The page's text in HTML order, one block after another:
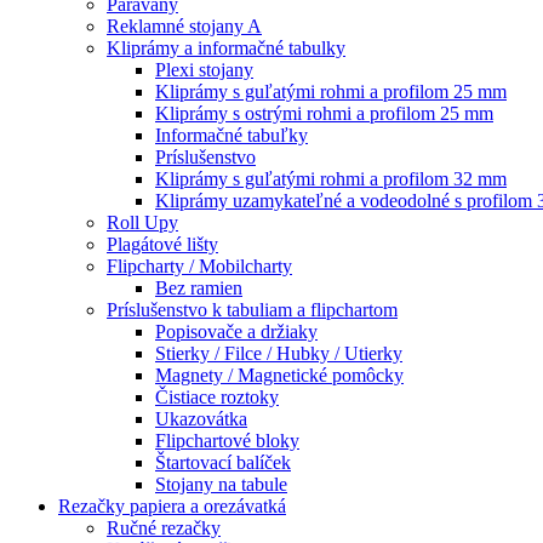
Paravany
Reklamné stojany A
Kliprámy a informačné tabulky
Plexi stojany
Kliprámy s guľatými rohmi a profilom 25 mm
Kliprámy s ostrými rohmi a profilom 25 mm
Informačné tabuľky
Príslušenstvo
Kliprámy s guľatými rohmi a profilom 32 mm
Kliprámy uzamykateľné a vodeodolné s profilom
Roll Upy
Plagátové lišty
Flipcharty / Mobilcharty
Bez ramien
Príslušenstvo k tabuliam a flipchartom
Popisovače a držiaky
Stierky / Filce / Hubky / Utierky
Magnety / Magnetické pomôcky
Čistiace roztoky
Ukazovátka
Flipchartové bloky
Štartovací balíček
Stojany na tabule
Rezačky papiera a orezávatká
Ručné rezačky